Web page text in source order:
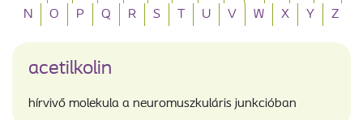
N
O P Q R S U V W X Y Z
acetilkolin
hírvivő molekula a neuromuszkuláris junkcióban